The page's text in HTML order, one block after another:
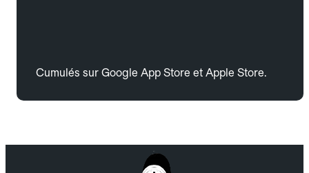
Cumulés sur Google App Store et Apple Store.